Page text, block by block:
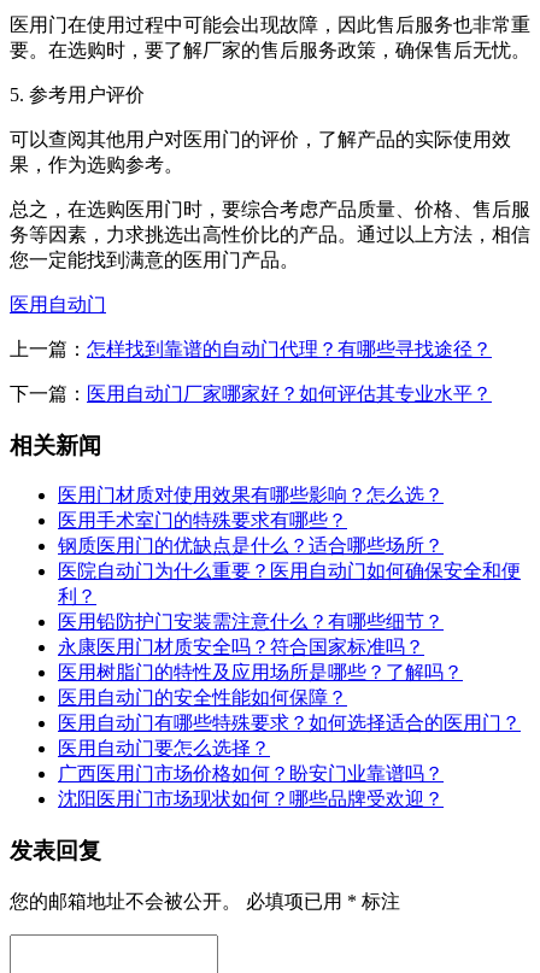
医用门在使用过程中可能会出现故障，因此售后服务也非常重
要。在选购时，要了解厂家的售后服务政策，确保售后无忧。
5. 参考用户评价
可以查阅其他用户对医用门的评价，了解产品的实际使用效
果，作为选购参考。
总之，在选购医用门时，要综合考虑产品质量、价格、售后服
务等因素，力求挑选出高性价比的产品。通过以上方法，相信
您一定能找到满意的医用门产品。
医用自动门
上一篇： 怎样找到靠谱的自动门代理？有哪些寻找途径？
下一篇： 医用自动门厂家哪家好？如何评估其专业水平？
相关新闻
医用门材质对使用效果有哪些影响？怎么选？
医用手术室门的特殊要求有哪些？
钢质医用门的优缺点是什么？适合哪些场所？
医院自动门为什么重要？医用自动门如何确保安全和便
利？
医用铅防护门安装需注意什么？有哪些细节？
永康医用门材质安全吗？符合国家标准吗？
医用树脂门的特性及应用场所是哪些？了解吗？
医用自动门的安全性能如何保障？
医用自动门有哪些特殊要求？如何选择适合的医用门？
医用自动门要怎么选择？
广西医用门市场价格如何？盼安门业靠谱吗？
沈阳医用门市场现状如何？哪些品牌受欢迎？
发表回复
您的邮箱地址不会被公开。 必填项已用 * 标注